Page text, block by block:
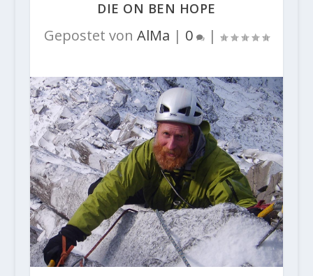
DIE ON BEN HOPE
Gepostet von AlMa | 0 |